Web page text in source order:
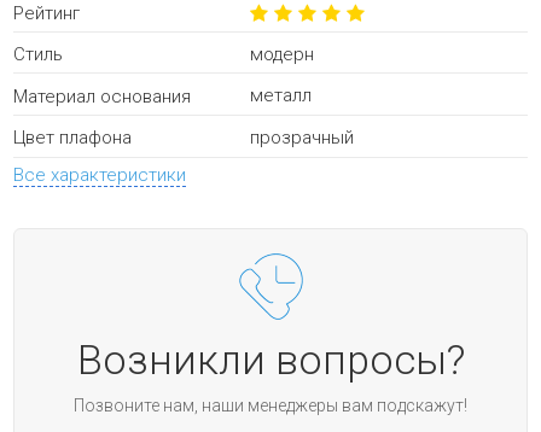
Рейтинг
Стиль
модерн
Материал основания
металл
Цвет плафона
прозрачный
Все характеристики
Возникли вопросы?
Позвоните нам, наши менеджеры вам подскажут!